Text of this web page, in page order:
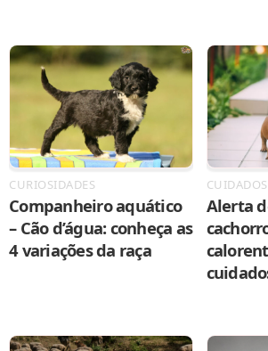
CURIOSIDADES
Companheiro aquático
– Cão d’água: conheça as
4 variações da raça
CUIDADOS
Alerta